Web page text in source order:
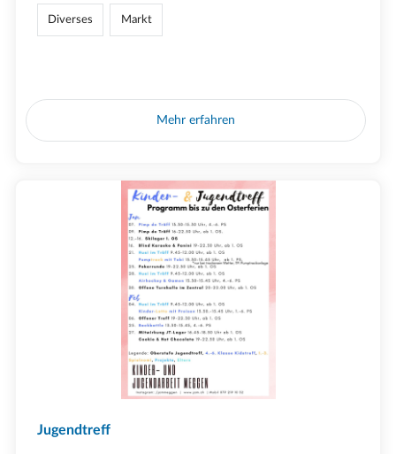
Diverses Markt
Mehr erfahren
Jugendtreff